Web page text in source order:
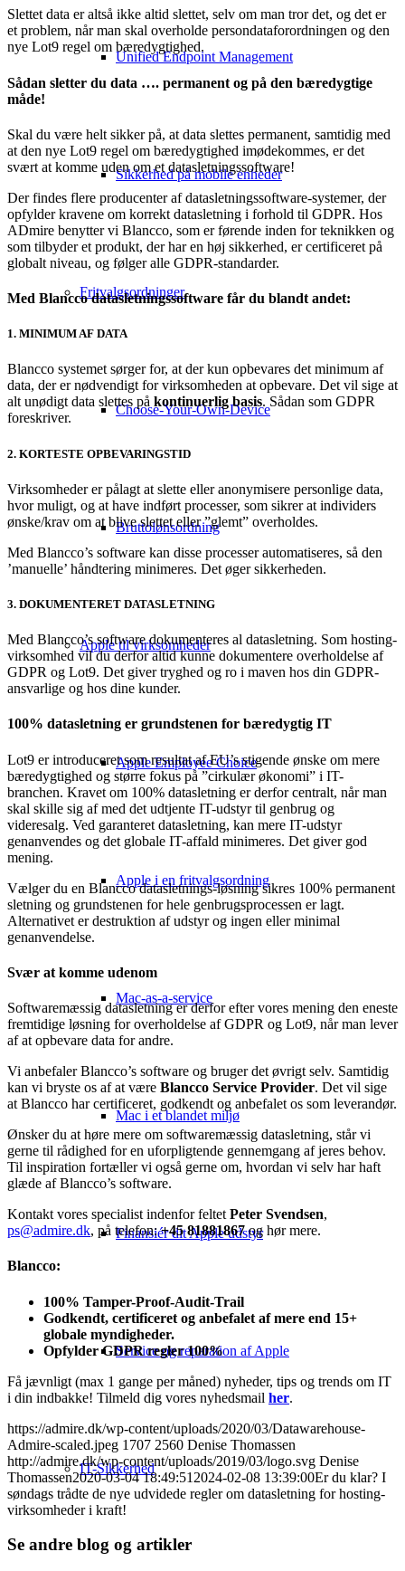
Unified Endpoint Management
Sikkerhed på mobile enheder
Fritvalgsordninger
Choose-Your-Own-Device
Bruttolønsordning
Apple til virksomheder
Apple Employee Choice
Apple i en fritvalgsordning
Mac-as-a-service
Mac i et blandet miljø
Finansiér dit Apple udstyr
Service og reparation af Apple
IT-Sikkerhed
Slettet data er altså ikke altid slettet, selv om man tror det, og det er
et problem, når man skal overholde persondataforordningen og den
nye Lot9 regel om bæredygtighed.
Sådan sletter du data …. permanent og på den bæredygtige
måde!
Skal du være helt sikker på, at data slettes permanent, samtidig med
at den nye Lot9 regel om bæredygtighed imødekommes, er det
svært at komme uden om et datasletningssoftware!
Der findes flere producenter af datasletningssoftware-systemer, der
opfylder kravene om korrekt datasletning i forhold til GDPR. Hos
ADmire benytter vi Blancco, som er førende inden for teknikken og
som tilbyder et produkt, der har en høj sikkerhed, er certificeret på
globalt niveau, og følger alle GDPR-standarder.
Med Blancco datasletningssoftware får du blandt andet:
1. MINIMUM AF DATA
Blancco systemet sørger for, at der kun opbevares det minimum af
data, der er nødvendigt for virksomheden at opbevare. Det vil sige at
alt unødigt data slettes på kontinuerlig basis. Sådan som GDPR
foreskriver.
2. KORTESTE OPBEVARINGSTID
Virksomheder er pålagt at slette eller anonymisere personlige data,
hvor muligt, og at have indført processer, som sikrer at individers
ønske/krav om at blive slettet eller ”glemt” overholdes.
Med Blancco’s software kan disse processer automatiseres, så den
’manuelle’ håndtering minimeres. Det øger sikkerheden.
3. DOKUMENTERET DATASLETNING
Med Blancco’s software dokumenteres al datasletning. Som hosting-
virksomhed vil du derfor altid kunne dokumentere overholdelse af
GDPR og Lot9. Det giver tryghed og ro i maven hos din GDPR-
ansvarlige og hos dine kunder.
100% datasletning er grundstenen for bæredygtig IT
Lot9 er introduceret som resultat af EU’s stigende ønske om mere
bæredygtighed og større fokus på ”cirkulær økonomi” i IT-
branchen. Kravet om 100% datasletning er derfor centralt, når man
skal skille sig af med det udtjente IT-udstyr til genbrug og
videresalg. Ved garanteret datasletning, kan mere IT-udstyr
genanvendes og det globale IT-affald minimeres. Det giver god
mening.
Vælger du en Blancco datasletnings-løsning sikres 100% permanent
sletning og grundstenen for hele genbrugsprocessen er lagt.
Alternativet er destruktion af udstyr og ingen eller minimal
genanvendelse.
Svær at komme udenom
Softwaremæssig datasletning er derfor efter vores mening den eneste
fremtidige løsning for overholdelse af GDPR og Lot9, når man lever
af at opbevare data for andre.
Vi anbefaler Blancco’s software og bruger det øvrigt selv. Samtidig
kan vi bryste os af at være Blancco Service Provider. Det vil sige
at Blancco har certificeret, godkendt og anbefalet os som leverandør.
Ønsker du at høre mere om softwaremæssig datasletning, står vi
gerne til rådighed for en uforpligtende gennemgang af jeres behov.
Til inspiration fortæller vi også gerne om, hvordan vi selv har haft
glæde af Blancco’s software.
Kontakt vores specialist indenfor feltet Peter Svendsen,
ps@admire.dk, på telefon:+45 81881867og hør mere.
Blancco:
100% Tamper-Proof-Audit-Trail
Godkendt, certificeret og anbefalet af mere end 15+
globale myndigheder.
Opfylder GDPR regler 100%
Få jævnligt (max 1 gange per måned) nyheder, tips og trends om IT
i din indbakke! Tilmeld dig vores nyhedsmail her.
https://admire.dk/wp-content/uploads/2020/03/Datawarehouse-
Admire-scaled.jpeg 1707 2560 Denise Thomassen
http://admire.dk/wp-content/uploads/2019/03/logo.svg Denise
Thomassen2020-03-04 18:49:51 2024-02-08 13:39:00Er du klar? I
søndags trådte de nye udvidede regler om datasletning for hosting-
virksomheder i kraft!
Se andre blog og artikler